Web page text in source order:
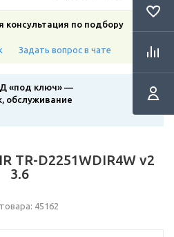
консультация по подбору
Задать вопрос в чате
«под ключ» —
обслуживание
TR-D2251WDIR4W v2
3.6
45162